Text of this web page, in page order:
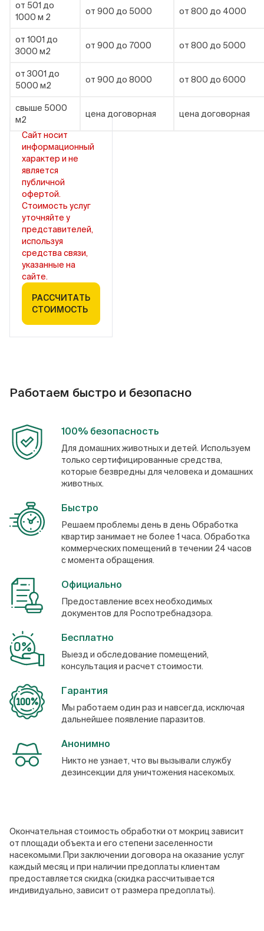
от 501 до
1000 м 2
от 900 до 5000 от 800 до 4000
от 1001 до
3000 м2
от 900 до 7000 от 800 до 5000
от 3001 до
5000 м2
от 900 до 8000 от 800 до 6000
свыше 5000
м2
цена договорная цена договорная
Сайт носит
информационный
характер и не
является
публичной
офертой.
Стоимость услуг
уточняйте у
представителей,
используя
средства связи,
указанные на
сайте.
РАССЧИТАТЬ
СТОИМОСТЬ
Работаем быстро и безопасно
100% безопасность
Для домашних животных и детей. Используем
только сертифицированные средства,
которые безвредны для человека и домашних
животных.
Быстро
Решаем проблемы день в день Обработка
квартир занимает не более 1 часа. Обработка
коммерческих помещений в течении 24 часов
с момента обращения.
Официально
Предоставление всех необходимых
документов для Роспотребнадзора.
Бесплатно
Выезд и обследование помещений,
консультация и расчет стоимости.
Гарантия
Мы работаем один раз и навсегда, исключая
дальнейшее появление паразитов.
Анонимно
Никто не узнает, что вы вызывали службу
дезинсекции для уничтожения насекомых.
Окончательная стоимость обработки от мокриц зависит
от площади объекта и его степени заселенности
насекомыми.При заключении договора на оказание услуг
каждый месяц и при наличии предоплаты клиентам
предоставляется скидка (скидка рассчитывается
индивидуально, зависит от размера предоплаты).